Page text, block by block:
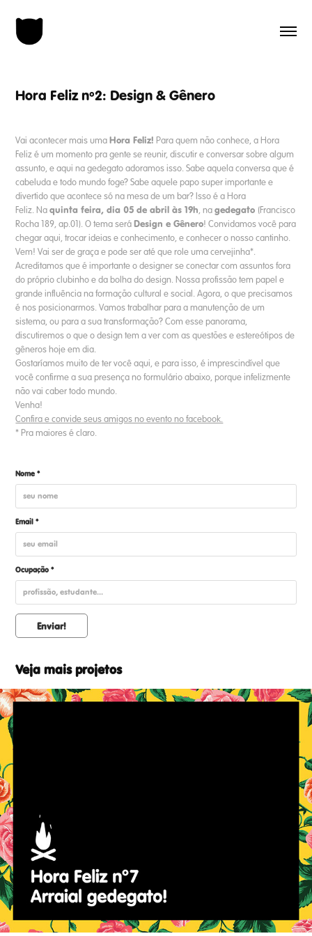
Hora Feliz nº2: Design & Gênero
Vai acontecer mais uma Hora Feliz! Para quem não conhece, a Hora
Feliz é um momento pra gente se reunir, discutir e conversar sobre algum
assunto, e aqui na gedegato adoramos isso. Sabe aquela conversa que é
cabeluda e todo mundo foge? Sabe aquele papo super importante e
divertido que acontece só na mesa de um bar? Isso é a Hora
Feliz. Naquinta feira, dia 05 de abril às 19h, nagedegato (Francisco
Rocha 189, ap.01). O tema será Design e Gênero! Convidamos você para
chegar aqui, trocar ideias e conhecimento, e conhecer o nosso cantinho.
Vem! Vai ser de graça e pode ser até que role uma cervejinha*.
Acreditamos que é importante o designer se conectar com assuntos fora
do próprio clubinho e da bolha do design. Nossa profissão tem papel e
grande influência na formação cultural e social. Agora, o que precisamos
é nos posicionarmos. Vamos trabalhar para a manutenção de um
sistema, ou para a sua transformação? Com esse panorama,
discutiremos o que o design tem a ver com as questões e estereótipos de
gêneros hoje em dia.
Gostaríamos muito de ter você aqui, e para isso, é imprescindível que
você confirme a sua presença no formulário abaixo, porque infelizmente
não vai caber todo mundo.
Venha!
Confira e convide seus amigos no evento no facebook.
* Pra maiores é claro.
Nome *
Email *
Ocupação *
Enviar!
Veja mais projetos